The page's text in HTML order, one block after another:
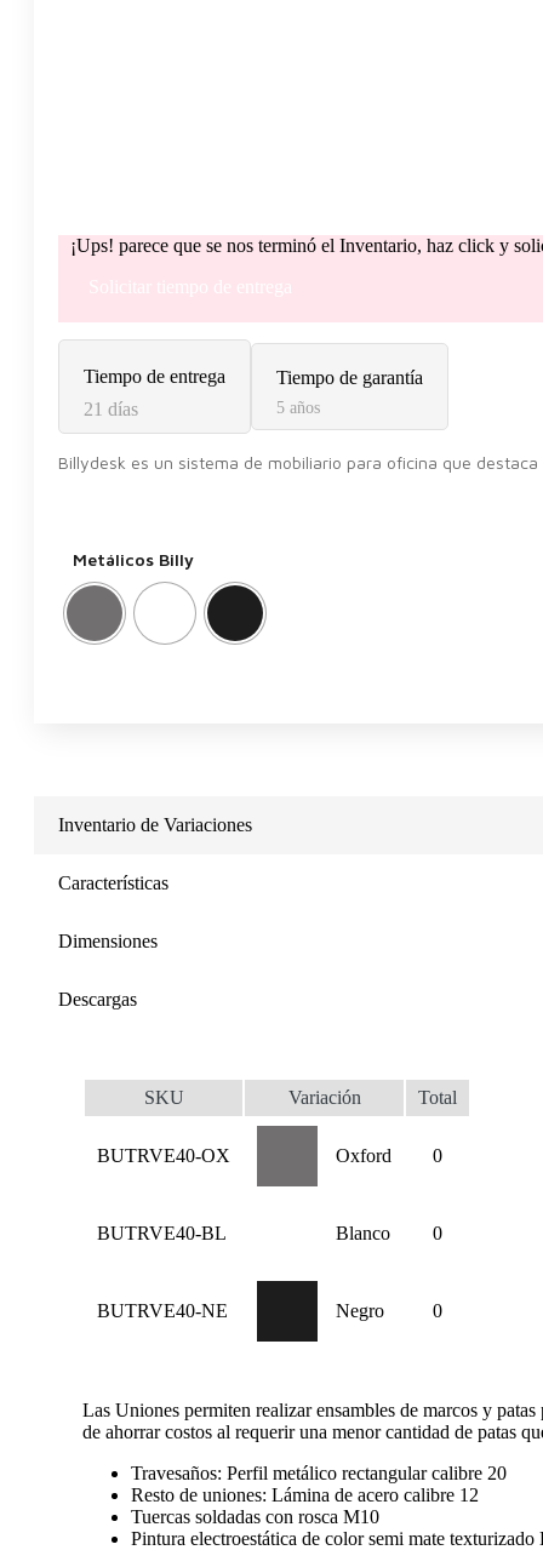
¡Ups! parece que se nos terminó el Inventario, haz click y
Solicitar tiempo de entrega
Tiempo de entrega
21 días
Tiempo de garantía
5 años
Billydesk es un sistema de mobiliario para oficina que
Metálicos Billy
Inventario de Variaciones
Características
Dimensiones
Descargas
SKU Variación Total
BUTRVE40-OX Oxford 0
BUTRVE40-BL Blanco 0
BUTRVE40-NE Negro 0
Las Uniones permiten realizar ensambles de marcos y
de ahorrar costos al requerir una menor cantidad de patas
Travesaños: Perfil metálico rectangular calibre 20
Resto de uniones: Lámina de acero calibre 12
Tuercas soldadas con rosca M10
Pintura electroestática de color semi mate